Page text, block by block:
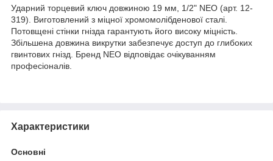
Ударний торцевий ключ довжиною 19 мм, 1/2" NEO (арт. 12-
319). Виготовлений з міцної хромомолібденової сталі.
Потовщені стінки гнізда гарантують його високу міцність.
Збільшена довжина викрутки забезпечує доступ до глибоких
гвинтових гнізд. Бренд NEO відповідає очікуванням
професіоналів.
Характеристики
Основні